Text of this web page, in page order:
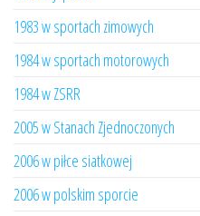
1983 w sportach zimowych
1984 w sportach motorowych
1984 w ZSRR
2005 w Stanach Zjednoczonych
2006 w piłce siatkowej
2006 w polskim sporcie